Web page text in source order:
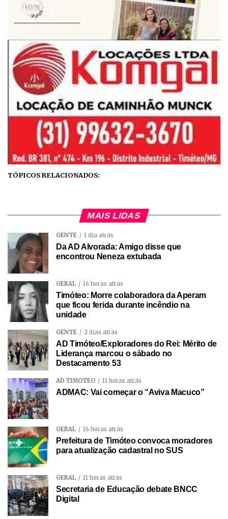
TÓPICOS RELACIONADOS:
MAIS LIDAS
GENTE 1 dia atrás
Da AD Alvorada: Amigo disse que
encontrou Neneza extubada
GERAL 16 horas atrás
Timóteo: Morre colaboradora da Aperam
que ficou ferida durante incêndio na
unidade
GENTE 2 dias atrás
AD Timóteo/Exploradores do Rei: Mérito de
Liderança marcou o sábado no
Destacamento 53
AD TIMÓTEO 11 horas atrás
ADMAC: Vai começar o “Aviva Macuco”
GERAL 16 horas atrás
Prefeitura de Timóteo convoca moradores
para atualização cadastral no SUS
GERAL 11 horas atrás
Secretaria de Educação debate BNCC
Digital